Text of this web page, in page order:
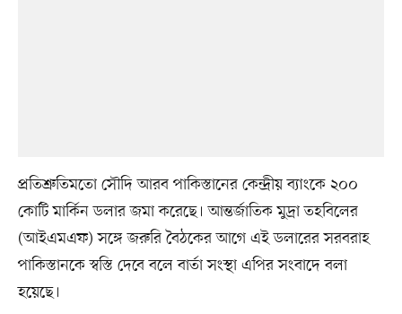
প্রতিশ্রুতিমতো সৌদি আরব পাকিস্তানের কেন্দ্রীয় ব্যাংকে ২০০
কোটি মার্কিন ডলার জমা করেছে। আন্তর্জাতিক মুদ্রা তহবিলের
(আইএমএফ) সঙ্গে জরুরি বৈঠকের আগে এই ডলারের সরবরাহ
পাকিস্তানকে স্বস্তি দেবে বলে বার্তা সংস্থা এপির সংবাদে বলা
হয়েছে।